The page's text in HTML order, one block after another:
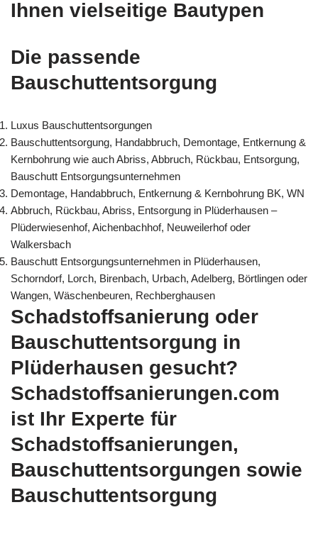
Ihnen vielseitige Bautypen
Die passende
Bauschuttentsorgung
Luxus Bauschuttentsorgungen
Bauschuttentsorgung, Handabbruch, Demontage, Entkernung &
Kernbohrung wie auch Abriss, Abbruch, Rückbau, Entsorgung,
Bauschutt Entsorgungsunternehmen
Demontage, Handabbruch, Entkernung & Kernbohrung BK, WN
Abbruch, Rückbau, Abriss, Entsorgung in Plüderhausen –
Plüderwiesenhof, Aichenbachhof, Neuweilerhof oder
Walkersbach
Bauschutt Entsorgungsunternehmen in Plüderhausen,
Schorndorf, Lorch, Birenbach, Urbach, Adelberg, Börtlingen oder
Wangen, Wäschenbeuren, Rechberghausen
Schadstoffsanierung oder
Bauschuttentsorgung in
Plüderhausen gesucht?
Schadstoffsanierungen.com
ist Ihr Experte für
Schadstoffsanierungen,
Bauschuttentsorgungen sowie
Bauschuttentsorgung